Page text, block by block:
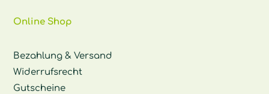
Online Shop
Bezahlung & Versand
Widerrufsrecht
Gutscheine